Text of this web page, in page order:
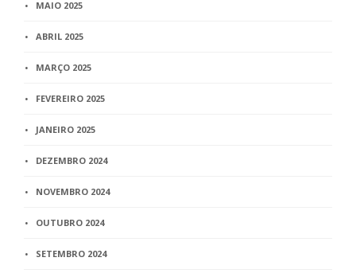
MAIO 2025
ABRIL 2025
MARÇO 2025
FEVEREIRO 2025
JANEIRO 2025
DEZEMBRO 2024
NOVEMBRO 2024
OUTUBRO 2024
SETEMBRO 2024